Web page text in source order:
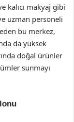
kalıcı makyaj gibi
uzman personeli
bu merkez,
da yüksek
doğal ürünler
sunmayı